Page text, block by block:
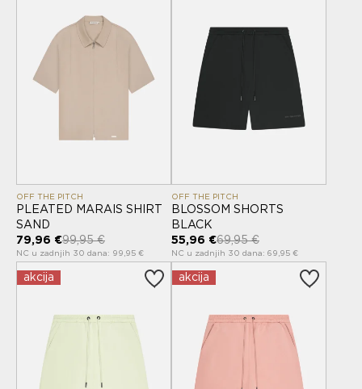
OFF THE PITCH
PLEATED MARAIS SHIRT
SAND
79,96 €99,95 €
NC u zadnjih 30 dana: 99,95 €
OFF THE PITCH
BLOSSOM SHORTS
BLACK
55,96 €69,95 €
NC u zadnjih 30 dana: 69,95 €
akcija akcija